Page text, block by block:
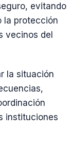
evitando
la protección
vecinos del
la situación
instituciones